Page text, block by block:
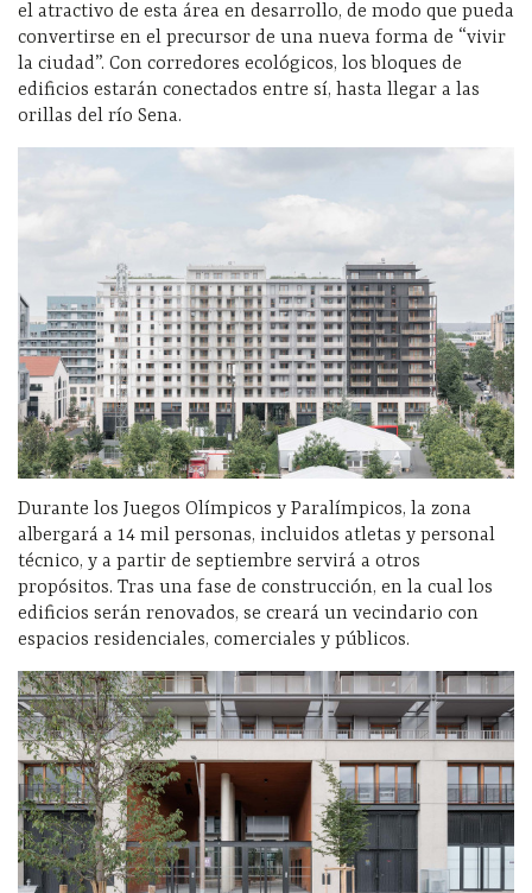
el atractivo de esta área en desarrollo, de modo que pueda
convertirse en el precursor de una nueva forma de “vivir
la ciudad”. Con corredores ecológicos, los bloques de
edificios estarán conectados entre sí, hasta llegar a las
orillas del río Sena.
Durante los Juegos Olímpicos y Paralímpicos, la zona
albergará a 14 mil personas, incluidos atletas y personal
técnico, y a partir de septiembre servirá a otros
propósitos. Tras una fase de construcción, en la cual los
edificios serán renovados, se creará un vecindario con
espacios residenciales, comerciales y públicos.